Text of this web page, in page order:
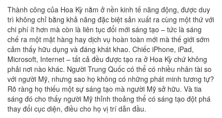
Thành công của Hoa Kỳ nằm ở nền kinh tế năng động, được duy
trì không chỉ bằng khả năng đặc biệt sản xuất ra cùng một thứ với
chi phí ít hơn mà còn là liên tục đổi mới sáng tạo – tức là sáng
chế ra một mặt hàng hay dịch vụ hoàn toàn mới mà thế giới sớm
cảm thấy hữu dụng và đáng khát khao. Chiếc iPhone, iPad,
Microsoft, Internet – tất cả đều được tạo ra ở Hoa Kỳ chứ không
phải nơi nào khác. Người Trung Quốc có thể có nhiều nhân tài so
với người Mỹ, nhưng sao họ không có những phát minh tương tự?
Rõ ràng họ thiếu một sự sáng tạo mà người Mỹ sở hữu. Và tia
sáng đó cho thấy người Mỹ thỉnh thoảng thể có sáng tạo đột phá
thay đổi cục diện, điều cho họ vị trí dẫn đầu.